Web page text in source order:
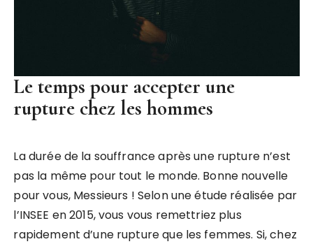
Le temps pour accepter une
rupture chez les hommes
La durée de la souffrance après une rupture n’est
pas la même pour tout le monde. Bonne nouvelle
pour vous, Messieurs ! Selon une étude réalisée par
l’INSEE en 2015, vous vous remettriez plus
rapidement d’une rupture que les femmes. Si, chez